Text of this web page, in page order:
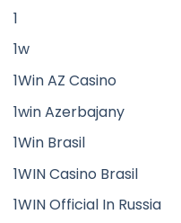
1
1w
1Win AZ Casino
1win Azerbajany
1Win Brasil
1WIN Casino Brasil
1WIN Official In Russia